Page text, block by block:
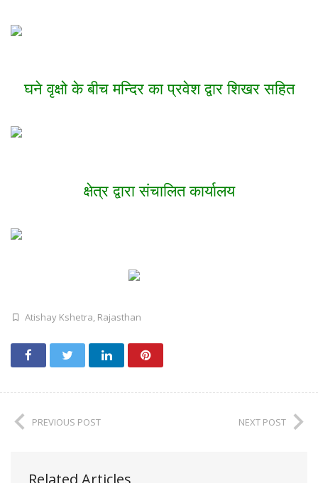
घने वृक्षो के बीच मन्दिर का प्रवेश द्वार शिखर सहित
क्षेत्र द्वारा संचालित कार्यालय
Atishay Kshetra, Rajasthan
PREVIOUS POST NEXT POST
Related Articles